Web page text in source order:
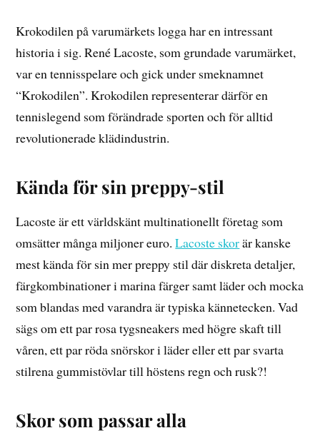
Krokodilen på varumärkets logga har en intressant
historia i sig. René Lacoste, som grundade varumärket,
var en tennisspelare och gick under smeknamnet
“Krokodilen”. Krokodilen representerar därför en
tennislegend som förändrade sporten och för alltid
revolutionerade klädindustrin.
Kända för sin preppy-stil
Lacoste är ett världskänt multinationellt företag som
omsätter många miljoner euro.Lacoste skorär kanske
mest kända för sin mer preppy stil där diskreta detaljer,
färgkombinationer i marina färger samt läder och mocka
som blandas med varandra är typiska kännetecken. Vad
sägs om ett par rosa tygsneakers med högre skaft till
våren, ett par röda snörskor i läder eller ett par svarta
stilrena gummistövlar till höstens regn och rusk?!
Skor som passar alla